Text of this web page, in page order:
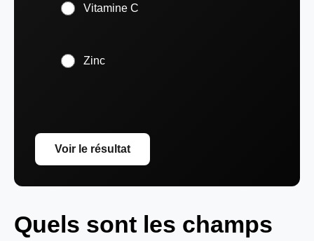
Vitamine C
Zinc
Voir le résultat
Quels sont les champs